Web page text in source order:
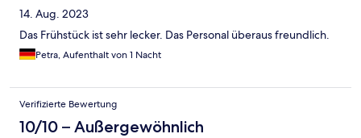
14. Aug. 2023
Das Frühstück ist sehr lecker. Das Personal überaus freundlich.
Petra, Aufenthalt von 1 Nacht
Verifizierte Bewertung
10/10 – Außergewöhnlich